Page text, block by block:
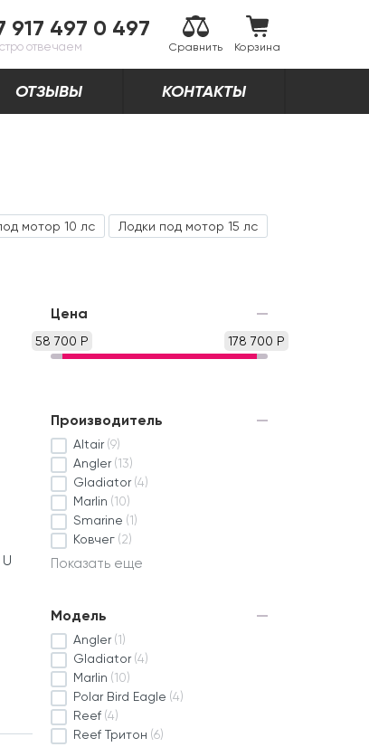
917 497 0 497
отвечаем Сравнить Корзина
ОТЗЫВЫ КОНТАКТЫ
мотор 10 лс Лодки под мотор 15 лс
Цена
58 700 Р 178 700 Р
Производитель
Altair (9)
Angler (13)
Gladiator (4)
Marlin (10)
Smarine (1)
Ковчег (2)
Показать еще
Модель
Angler (1)
Gladiator (4)
Marlin (10)
Polar Bird Eagle (4)
Reef (4)
Reef Тритон (6)